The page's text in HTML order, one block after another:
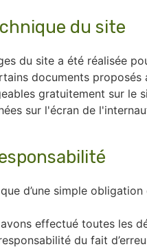
du site
du site a été réalisée
documents
gratuitement sur le
sur l'écran de
que d’une simple
effectué toutes les
du fait